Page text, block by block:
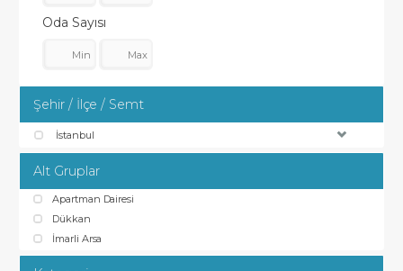
Oda Sayısı
Şehir / İlçe / Semt
İstanbul
Alt Gruplar
Apartman Dairesi
Dükkan
İmarli Arsa